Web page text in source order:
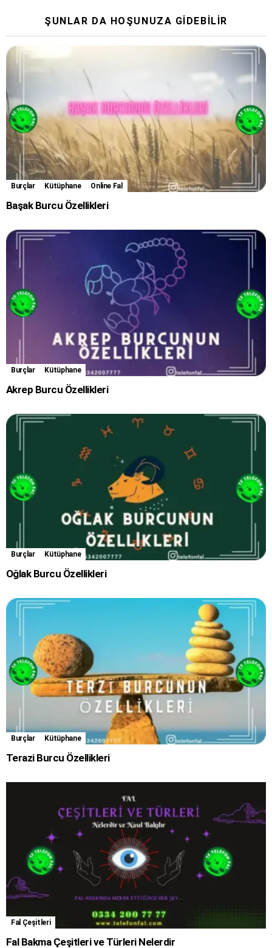
ŞUNLAR DA HOŞUNUZA GIDEBILIR
Burçlar Kütüphane Online Fal
Başak Burcu Özellikleri
Burçlar Kütüphane
Akrep Burcu Özellikleri
Burçlar Kütüphane
Oğlak Burcu Özellikleri
Burçlar Kütüphane
Terazi Burcu Özellikleri
Fal Çeşitleri
Fal Bakma Çeşitleri ve Türleri Nelerdir